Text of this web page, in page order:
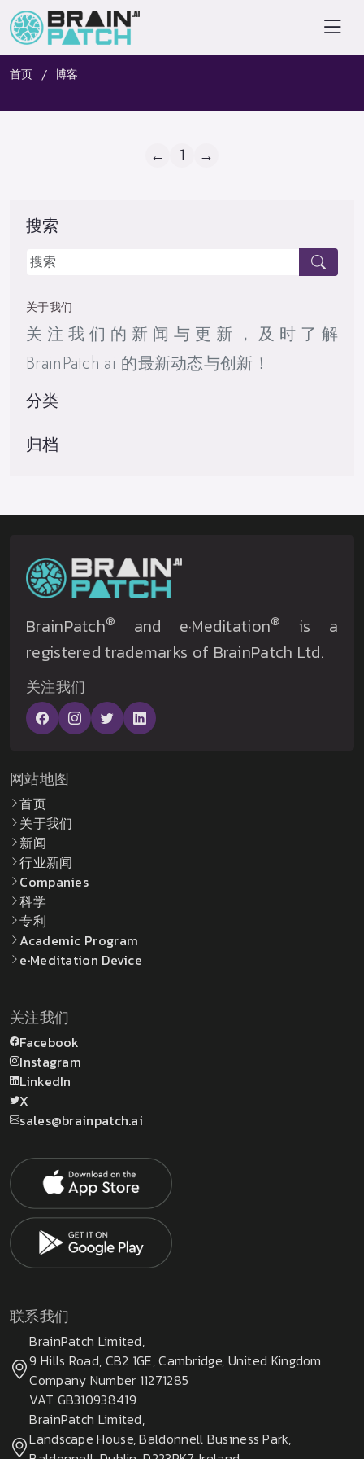
首页 博客
← 1 →
搜索
关于我们
关注我们的新闻与更新，及时了解
BrainPatch.ai 的最新动态与创新！
分类
归档
BrainPatch® and e·Meditation®
is a
registered trademarks of BrainPatch Ltd.
关注我们
网站地图
首页
关于我们
新闻
行业新闻
Companies
科学
专利
Academic Program
e·Meditation Device
关注我们
Facebook
Instagram
LinkedIn
X
sales@brainpatch.ai
联系我们
BrainPatch Limited,
9 Hills Road, CB2 1GE, Cambridge, United Kingdom
Company Number 11271285
VAT GB310938419
BrainPatch Limited,
Landscape House, Baldonnell Business Park,